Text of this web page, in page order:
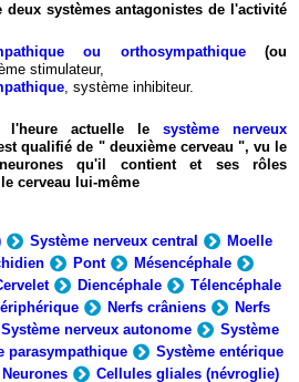
deux systèmes antagonistes de l'activité
ou orthosympathique(ou
stimulateur,
, système inhibiteur.
l'heure actuelle le système nerveux
qualifié de " deuxième cerveau ", vu le
qu'il contient et ses rôles
cerveau lui-même
Système nerveux central
Moelle
Pont
Mésencéphale
Diencéphale
Télencéphale
Nerfs crâniens
Nerfs
Système nerveux autonome
Système
parasympathique
Système entérique
Neurones
Cellules gliales (névroglie)